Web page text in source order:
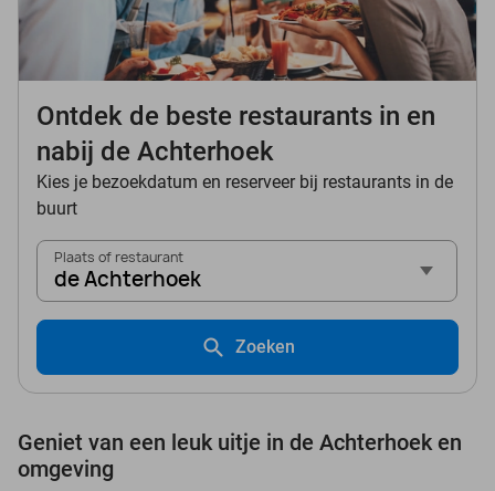
Ontdek de beste restaurants in en
nabij de Achterhoek
Kies je bezoekdatum en reserveer bij restaurants in de
buurt
Plaats of restaurant
de Achterhoek
Zoeken
Geniet van een leuk uitje in de Achterhoek en
omgeving